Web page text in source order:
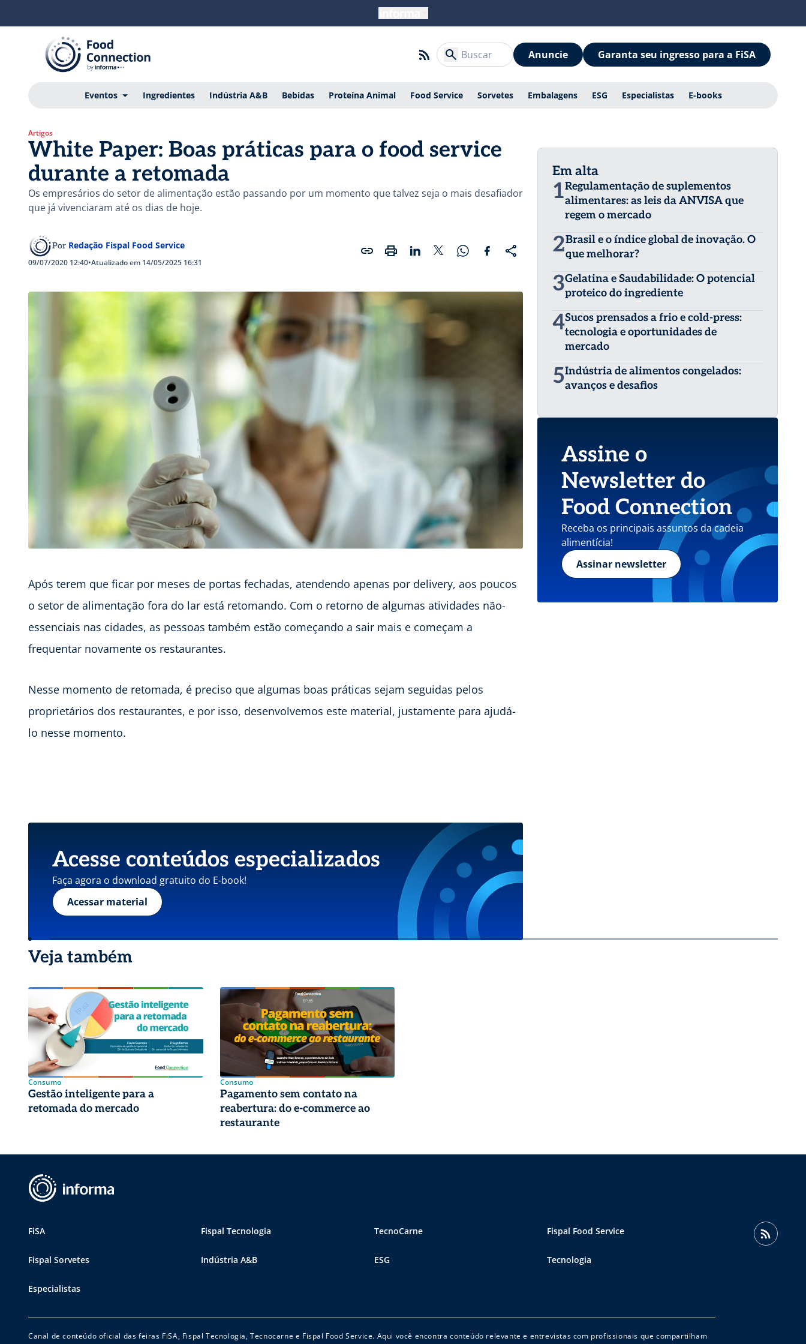
Anuncie Garanta seu ingresso para a FiSA
Eventos Ingredientes Indústria A&B Bebidas Proteína Animal Food Service Sorvetes Embalagens ESG Especialistas E-books
Artigos
White Paper: Boas práticas para o food service
durante a retomada
Os empresários do setor de alimentação estão passando por um momento que talvez seja o mais desafiador
que já vivenciaram até os dias de hoje.
Por Redação Fispal Food Service
09/07/2020 12:40•Atualizado em 14/05/2025 16:31
Após terem que ficar por meses de portas fechadas, atendendo apenas por delivery, aos poucos
o setor de alimentação fora do lar está retomando. Com o retorno de algumas atividades não-
essenciais nas cidades, as pessoas também estão começando a sair mais e começam a
frequentar novamente os restaurantes.
Nesse momento de retomada, é preciso que algumas boas práticas sejam seguidas pelos
proprietários dos restaurantes, e por isso, desenvolvemos este material, justamente para ajudá-
lo nesse momento.
Acesse conteúdos especializados
Faça agora o download gratuito do E-book!
Acessar material
Em alta
1Regulamentação de suplementos
alimentares: as leis da ANVISA que
regem o mercado
2Brasil e o índice global de inovação. O
que melhorar?
3Gelatina e Saudabilidade: O potencial
proteico do ingrediente
4Sucos prensados a frio e cold-press:
tecnologia e oportunidades de
mercado
5Indústria de alimentos congelados:
avanços e desafios
Assine o
Newsletter do
Food Connection
Receba os principais assuntos da cadeia
alimentícia!
Assinar newsletter
Veja também
Consumo
Gestão inteligente para a
retomada do mercado
Consumo
Pagamento sem contato na
reabertura: do e-commerce ao
restaurante
FiSA Fispal Tecnologia TecnoCarne Fispal Food Service
Fispal Sorvetes Indústria A&B ESG Tecnologia
Especialistas
Canal de conteúdo oficial das feiras FiSA, Fispal Tecnologia, Tecnocarne e Fispal Food Service. Aqui você encontra conteúdo relevante e entrevistas com profissionais que compartilham